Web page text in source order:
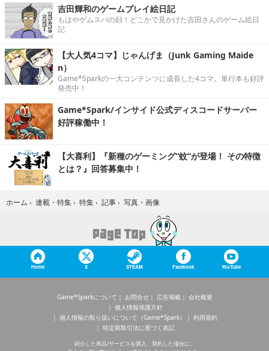
吉田輝和のゲームプレイ絵日記
もはやゲムスパの顔！どこかで見かけた吉田さんのゲーム絵日
記
【大人気4コマ】じゃんげま（Junk Gaming Maide
n）
Game*Sparkの一大コンテンツに成長した4コマ。単行本も好評
発売中！
Game*Spark/インサイド公式ディスコードサーバー
好評稼働中！
【大喜利】『新種のゲーミング“蚊”が登場！ その特徴
とは？』回答募集中！
ホーム › 連載・特集 › 特集 › 記事 › 写真・画像
Home X STEAM Facebook YouTube
Game*Sparkについて お問合せ 広告掲載
会社概要
個人情報保護方針
個人情報の取り扱いについて（Game*Spark）
利用規約
特定商取引法に基づく表記
紹介した商品/サービスを購入、契約した場合に、